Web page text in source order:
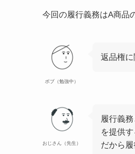
今回の履行義務はA商品
ボブ（勉強中）
返品権
おじさん（先生）
履行義
を提供
だから